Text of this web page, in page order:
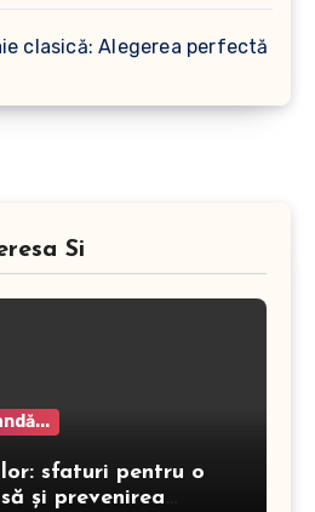
clasică: Alegerea perfectă
Si
sfaturi pentru o
și prevenirea